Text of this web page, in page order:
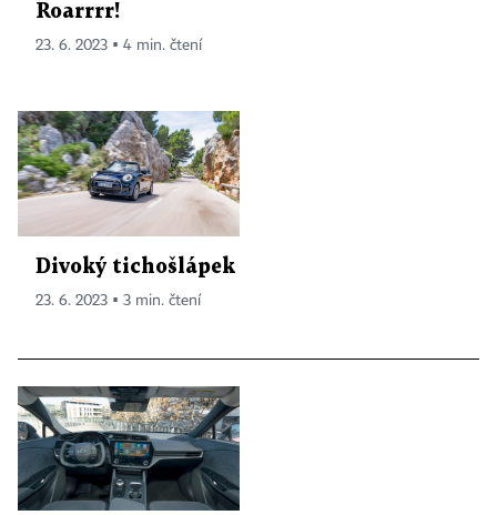
Roarrrr!
23. 6. 2023 ▪ 4 min. čtení
Divoký tichošlápek
23. 6. 2023 ▪ 3 min. čtení